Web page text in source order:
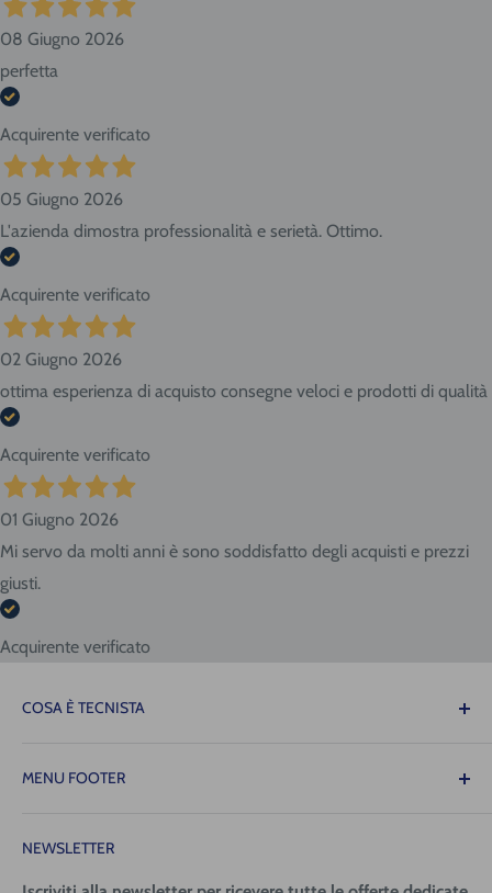
08 Giugno 2026
perfetta
Acquirente verificato
05 Giugno 2026
L'azienda dimostra professionalità e serietà. Ottimo.
Acquirente verificato
02 Giugno 2026
ottima esperienza di acquisto consegne veloci e prodotti di qualità
Acquirente verificato
01 Giugno 2026
Mi servo da molti anni è sono soddisfatto degli acquisti e prezzi
giusti.
Acquirente verificato
COSA È TECNISTA
attrezzature necessarie per il tuo lavoro saranno sempre
operare con precisione, fluidità e senza intoppi!
MENU FOOTER
Spedizione (costi e tempi)
NEWSLETTER